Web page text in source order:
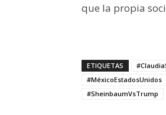
que la propia
ETIQUETAS
#MéxicoEstadosUnidos
#SheinbaumVsTrump